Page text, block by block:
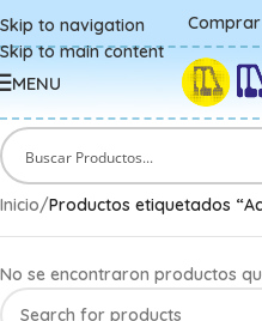
Skip to navigation
Skip to main content
MENU
Inicio/Productos etiquetados
No se encontraron productos